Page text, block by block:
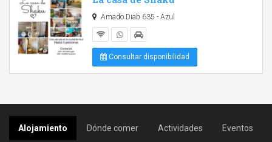
Amado Diab 635 - Azul
Consultar disponibilidad
Alojamiento Dónde comer Actividades Eventos